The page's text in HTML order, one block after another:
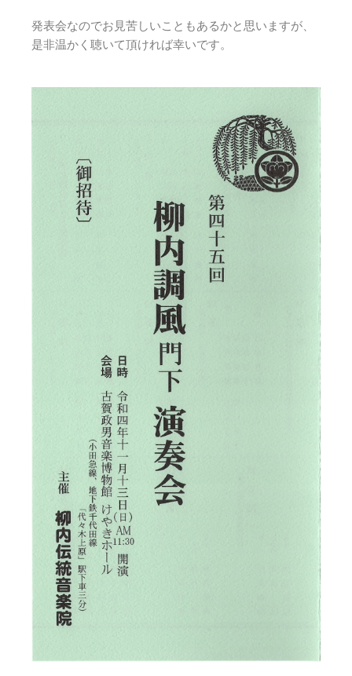
発表会なのでお見苦しいこともあるかと思いますが、
是非温かく聴いて頂ければ幸いです。